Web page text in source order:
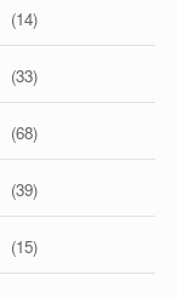
(14)
(33)
(68)
(39)
(15)